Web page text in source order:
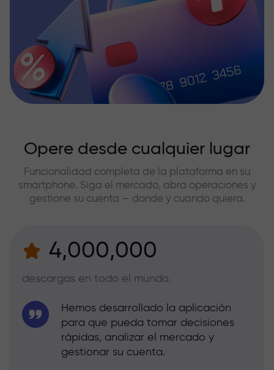
Opere desde cualquier lugar
Funcionalidad completa de la plataforma en su
smartphone. Siga el mercado, abra operaciones y
gestione su cuenta — donde y cuando quiera.
4,000,000
descargas en todo el mundo.
Hemos desarrollado la aplicación
para que pueda tomar decisiones
rápidas, analizar el mercado y
gestionar su cuenta.